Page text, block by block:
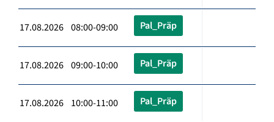
17.08.2026 08:00-09:00 Pal_Präp
17.08.2026 09:00-10:00 Pal_Präp
17.08.2026 10:00-11:00 Pal_Präp